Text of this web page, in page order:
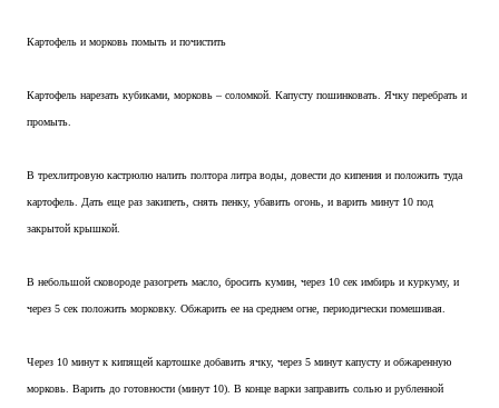
Картофель и морковь помыть и почистить
Картофель нарезать кубиками, морковь – соломкой. Капусту пошинковать. Ячку перебрать и
промыть.
В трехлитровую кастрюлю налить полтора литра воды, довести до кипения и положить туда
картофель. Дать еще раз закипеть, снять пенку, убавить огонь, и варить минут 10 под
закрытой крышкой.
В небольшой сковороде разогреть масло, бросить кумин, через 10 сек имбирь и куркуму, и
через 5 сек положить морковку. Обжарить ее на среднем огне, периодически помешивая.
Через 10 минут к кипящей картошке добавить ячку, через 5 минут капусту и обжаренную
морковь. Варить до готовности (минут 10). В конце варки заправить солью и рубленной